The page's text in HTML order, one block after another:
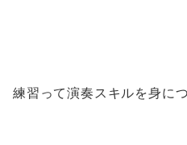
練習って演奏スキルを身に